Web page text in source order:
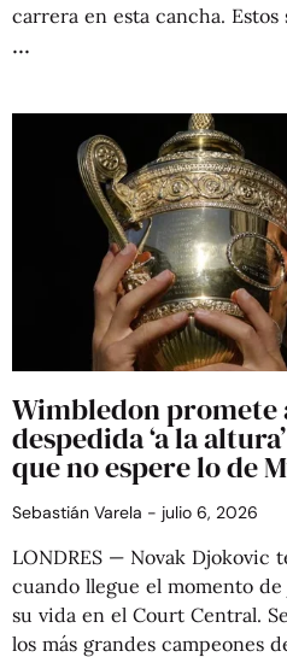
carrera en esta cancha. Estos
Wimbledon promete
despedida ‘a la
que no espere lo de
Sebastián Varela julio 6, 2026
LONDRES — Novak Djokovic
cuando llegue el momento
su vida en el Court Central.
los más grandes campeones